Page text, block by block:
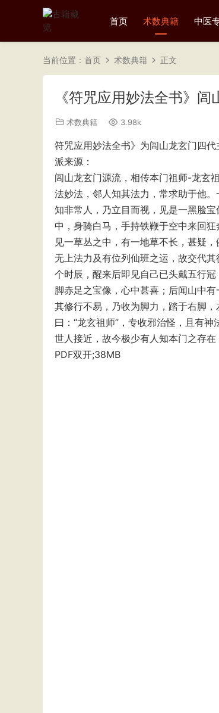
首页 术数典籍 中医
当前位置： 首页 术数典籍 正文
《符咒应用妙法全书》闾
术数典籍 3.98k
符咒应用妙法全书》为闾山龙玄门四
派来源：
闾山龙玄门源流，相传本门祖师-龙玄
法妙法，邻人知其法力，常求助于他
知非常人，乃立目而视，见是一黑脸
中，身骑白马，手持铁鞭于空中来回
见一草丛之中，有一地草不长，甚疑
无上法力及有位列仙班之运，故交代
个时辰，醒来后即见自己已头戴五行
脚赤足之宝像，心中甚喜；后闻山中
其修行不易，乃收为脚力，踏于右脚
曰：“龙玄祖师”，专收邪治怪，且有
世人接近，故今极少有人知本门之存
PDF双开;38MB